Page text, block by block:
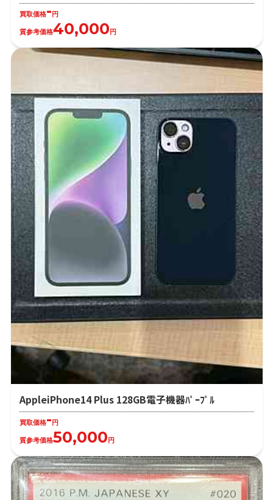
買取価格- 円
質参考価格40,000 円
AppleiPhone14 Plus 128GB電子機器ﾊﾟｰﾌﾟﾙ
買取価格-円
質参考価格50,000円